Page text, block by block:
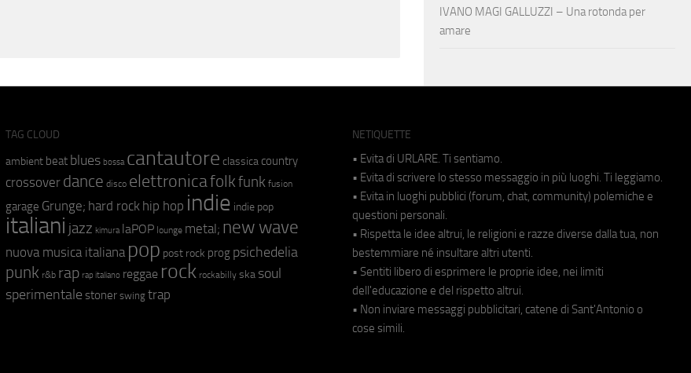
IVANO MAGI GALLUZZI – Una rotonda per
amare
TAG CLOUD
ambient beat blues bossa cantautore classica country
crossover dance disco elettronicafolkfunk fusion
garage Grunge; hard rock hip hop indie indie pop
italiani jazz kimura laPOP lounge metal; new wave
nuova musica italiana pop post rock prog psichedelia
punk r&b rap rap italiano reggae rock rockabilly ska soul
sperimentale stoner swing trap
NETIQUETTE
• Evita di URLARE. Ti sentiamo.
• Evita di scrivere lo stesso messaggio in più luoghi. Ti leggiamo.
• Evita in luoghi pubblici (forum, chat, community) polemiche e
questioni personali.
• Rispetta le idee altrui, le religioni e razze diverse dalla tua, non
bestemmiare né insultare altri utenti.
• Sentiti libero di esprimere le proprie idee, nei limiti
dell'educazione e del rispetto altrui.
• Non inviare messaggi pubblicitari, catene di Sant'Antonio o
cose simili.